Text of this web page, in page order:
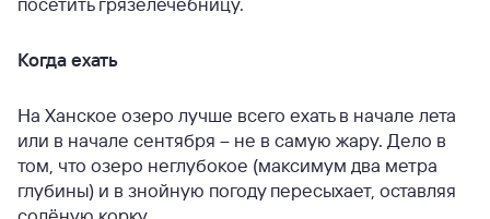
Когда ехать
На Ханское озеро лучше всего ехать в начале лета
или в начале сентября – не в самую жару. Дело в
том, что озеро неглубокое (максимум два метра
глубины) и в знойную погоду пересыхает, оставляя